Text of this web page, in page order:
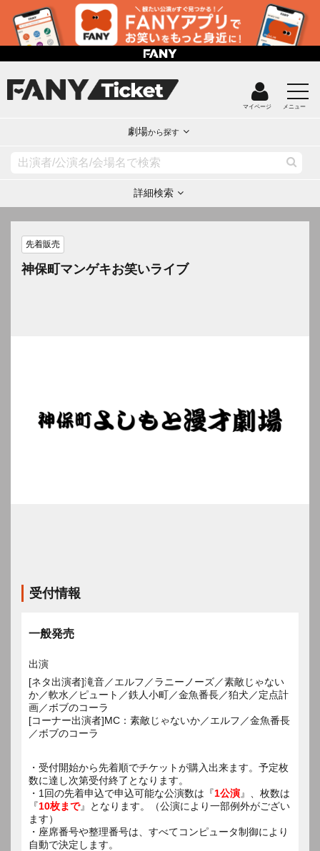
マイページ メニュー
劇場から探す
詳細検索
先着販売
神保町マンゲキお笑いライブ
受付情報
一般発売
出演
[ネタ出演者]滝音／エルフ／ラニーノーズ／素敵じゃない
か／軟水／ピュート／鉄人小町／金魚番長／狛犬／定点計
画／ボブのコーラ
[コーナー出演者]MC：素敵じゃないか／エルフ／金魚番長
／ボブのコーラ
・受付開始から先着順でチケットが購入出来ます。予定枚
数に達し次第受付終了となります。
・1回の先着申込で申込可能な公演数は『1公演』、枚数は
『10枚まで』となります。（公演により一部例外がござい
ます）
・座席番号や整理番号は、すべてコンピュータ制御により
自動で決定します。